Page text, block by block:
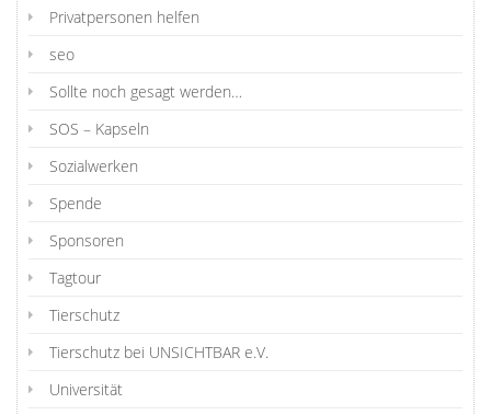
Privatpersonen helfen
seo
Sollte noch gesagt werden…
SOS – Kapseln
Sozialwerken
Spende
Sponsoren
Tagtour
Tierschutz
Tierschutz bei UNSICHTBAR e.V.
Universität